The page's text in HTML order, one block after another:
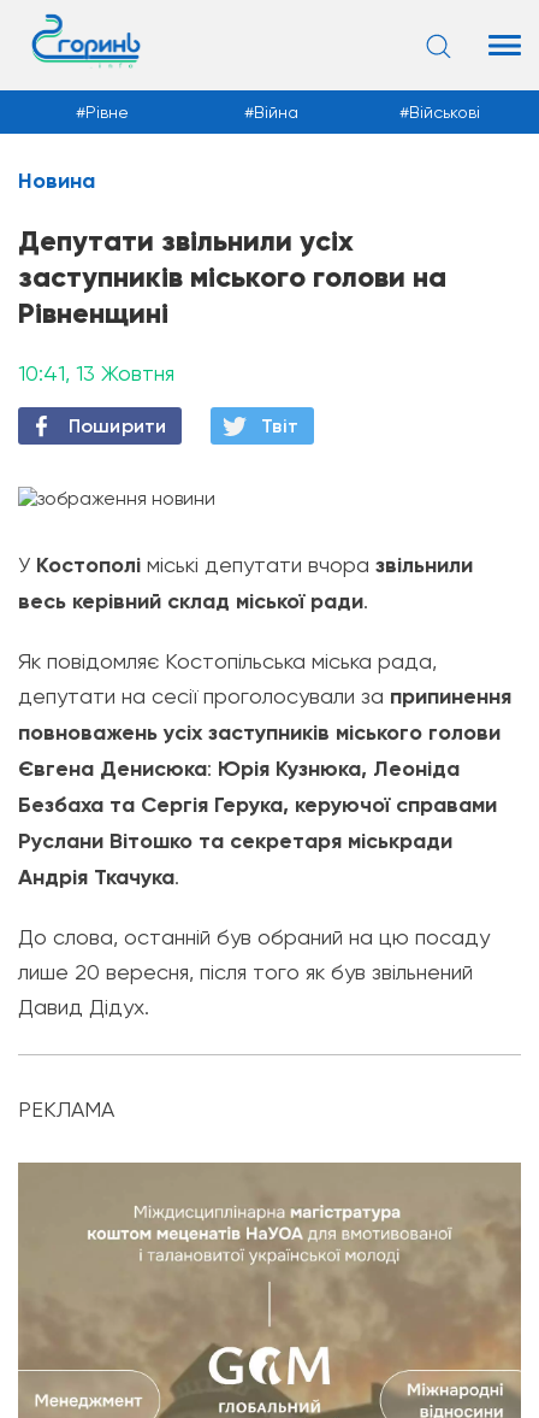
Новини
Рівне Війна Військові
Новина
Депутати звільнили усіх
заступників міського голови на
Рівненщині
10:41, 13 Жовтня
Поширити Твiт
У Костополі міські депутати вчора звільнили
весь керівний склад міської ради.
Як повідомляє Костопільська міська рада,
депутати на сесії проголосували за припинення
повноважень усіх заступників міського голови
Євгена Денисюка: Юрія Кузнюка, Леоніда
Безбаха та Сергія Герука, керуючої справами
Руслани Вітошко та секретаря міськради
Андрія Ткачука.
До слова, останній був обраний на цю посаду
лише 20 вересня, після того як був звільнений
Давид Дідух.
РЕКЛАМА